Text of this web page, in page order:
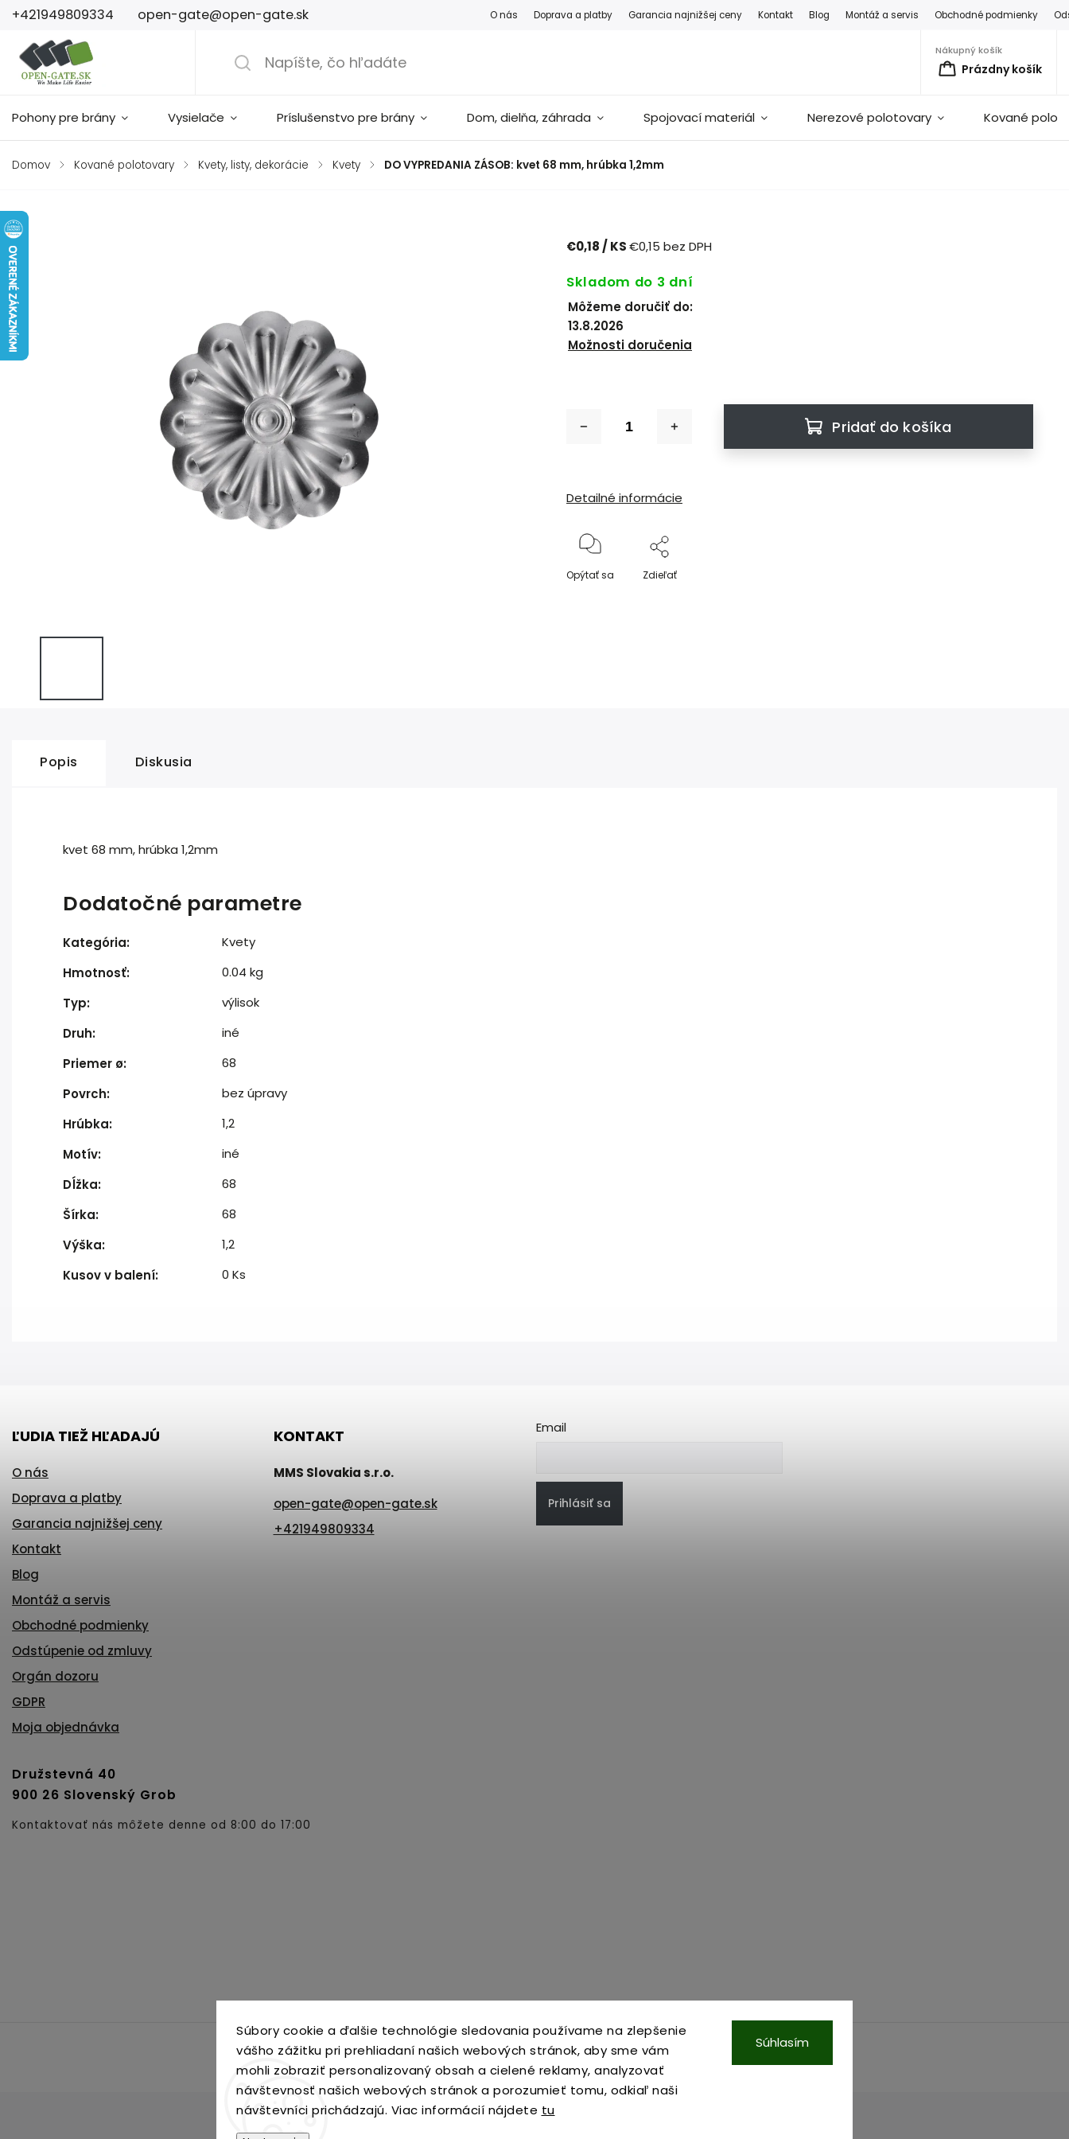
Súbory cookie a ďalšie technológie sledovania používame na zlepšenie
vášho zážitku pri prehliadaní našich webových stránok, aby sme vám
mohli zobraziť personalizovaný obsah a cielené reklamy, analyzovať
návštevnosť našich webových stránok a porozumieť tomu, odkiaľ naši
návštevníci prichádzajú. Viac informácií nájdete tu
Súhlasím
+421949809334 open-gate@open-gate.sk O nás Doprava a platby Garancia najnižšej ceny Kontakt Blog Montáž a servis Obchodné podmienky
Nákupný košík
Prázdny košík
Pohony pre brány Vysielače Príslušenstvo pre brány Dom, dielňa, záhrada Spojovací materiál Nerezové polotovary Kované
Domov / Kované polotovary / Kvety, listy, dekorácie / Kvety / DO VYPREDANIA ZÁSOB: kvet 68 mm, hrúbka 1,2mm
€0,18 / KS€0,15 bez DPH
Skladom do 3 dní
Môžeme doručiť do:
13.8.2026
Možnosti doručenia
Pridať do košíka
Detailné informácie
Opýtať sa Zdieľať
Popis Diskusia
kvet 68 mm, hrúbka 1,2mm
Dodatočné parametre
Kategória:
Kvety
Hmotnosť:
0.04 kg
Typ:
výlisok
Druh:
iné
Priemer ø:
68
Povrch:
bez úpravy
Hrúbka:
1,2
Motív:
iné
Dĺžka:
68
Šírka:
68
Výška:
1,2
Kusov v balení: 0 Ks
ĽUDIA TIEŽ HĽADAJÚ
O nás
Doprava a platby
Garancia najnižšej ceny
Kontakt
Blog
Montáž a servis
Obchodné podmienky
Odstúpenie od zmluvy
Orgán dozoru
GDPR
Moja objednávka
KONTAKT
MMS Slovakia s.r.o.
open-gate@open-gate.sk
+421949809334
Email
Prihlásiť sa
Družstevná 40
900 26 Slovenský Grob
Kontaktovať nás môžete denne od 8:00 do 17:00
open-gate.cz montazpohonu.sk